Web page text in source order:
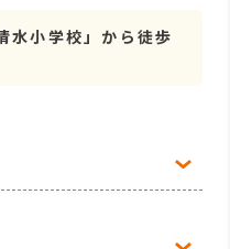
水小学校」から徒歩